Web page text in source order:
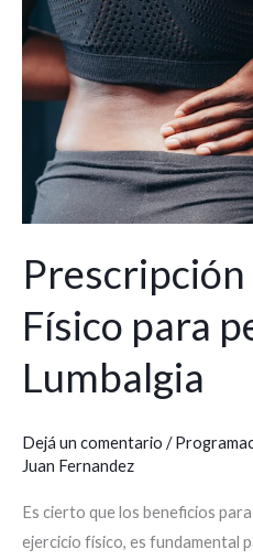
Físico para
Lumbalgia
Dejá un comentario /
Juan Fernandez
Es cierto que los beneficios
ejercicio físico, es fundamental
del
Ejercicio
Físico
para
personas
con
Lumbalgia